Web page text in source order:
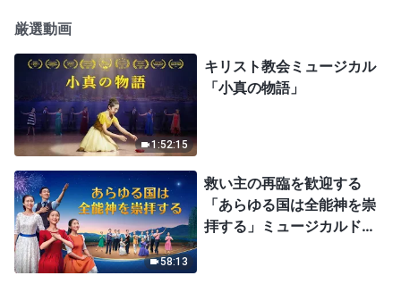
厳選動画
1:52:15
キリスト教会ミュージカル
「小真の物語」
58:13
救い主の再臨を歓迎する
「あらゆる国は全能神を崇
拝する」ミュージカルドラ